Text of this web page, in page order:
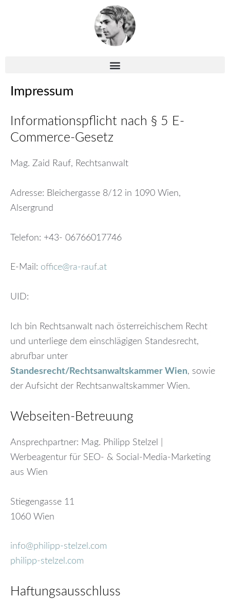
Impressum
Informationspflicht nach § 5 E-
Commerce-Gesetz
Mag. Zaid Rauf, Rechtsanwalt
Adresse: Bleichergasse 8/12 in 1090 Wien,
Alsergrund
Telefon: +43- 06766017746
E-Mail: office@ra-rauf.at
UID:
Ich bin Rechtsanwalt nach österreichischem Recht
und unterliege dem einschlägigen Standesrecht,
abrufbar unter
Standesrecht/Rechtsanwaltskammer Wien, sowie
der Aufsicht der Rechtsanwaltskammer Wien.
Webseiten-Betreuung
Ansprechpartner: Mag. Philipp Stelzel |
Werbeagentur für SEO- & Social-Media-Marketing
aus Wien
Stiegengasse 11
1060 Wien
info@philipp-stelzel.com
philipp-stelzel.com
Haftungsausschluss